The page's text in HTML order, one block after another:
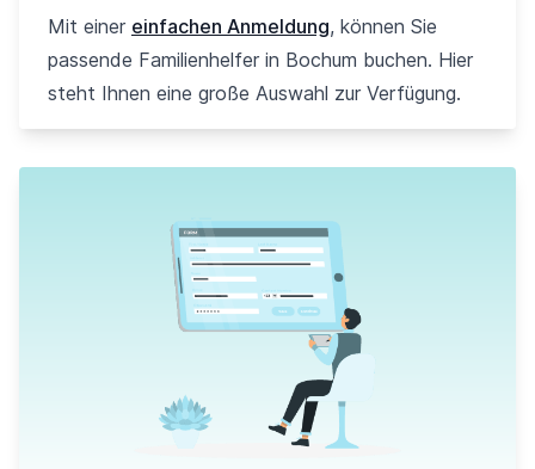
Mit einer einfachen Anmeldung, können Sie
passende Familienhelfer in Bochum buchen. Hier
steht Ihnen eine große Auswahl zur Verfügung.